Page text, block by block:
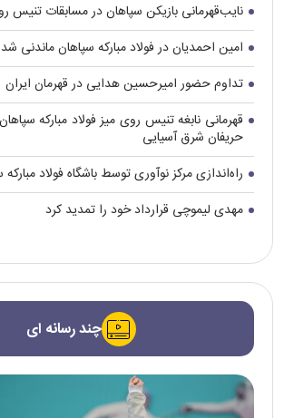
نایب‌قهرمانی بازیکن سپاهان در مسابقات تنیس
امین احمدیان در فولاد مبارکه سپاهان ماندنی شد
تداوم حضور امیرحسین هدایی در قهرمان ایران
قهرمانی نابغه تنیس روی میز فولاد مبارکه
حریفان شرق آسیایی
راه‌اندازی مرکز نوآوری توسط باشگاه فولاد
مهدی لیموچی قرارداد خود را تمدید کرد
چند رسانه ای